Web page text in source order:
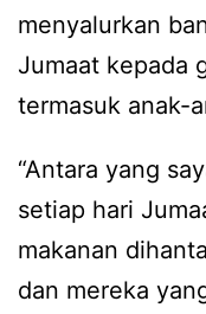
menyalurkan
Jumaat kepada
termasuk anak-
“Antara yang
setiap hari
makanan
dan mereka